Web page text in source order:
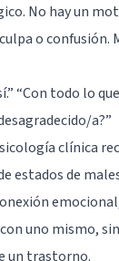
No hay un
o confusión.
“Con todo lo
a?”
clínica
estados de
uno mismo,
un trastorno.